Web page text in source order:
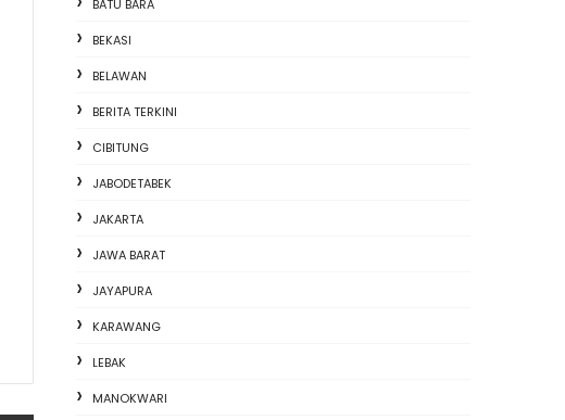
BATU BARA
BEKASI
BELAWAN
BERITA TERKINI
CIBITUNG
JABODETABEK
JAKARTA
JAWA BARAT
JAYAPURA
KARAWANG
LEBAK
MANOKWARI